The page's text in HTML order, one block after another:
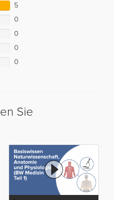
5
0
0
0
0
Sie